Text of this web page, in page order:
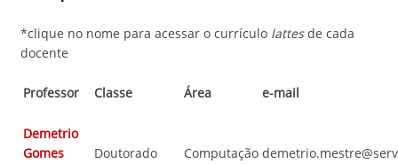
*clique no nome para acessar o currículo lattesde cada
docente
Professor Classe Área e-mail
Demetrio
Gomes
Doutorado Computação